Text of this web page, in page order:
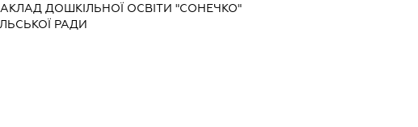
ДОШКІЛЬНОЇ ОСВІТИ "СОНЕЧКО"
РАДИ